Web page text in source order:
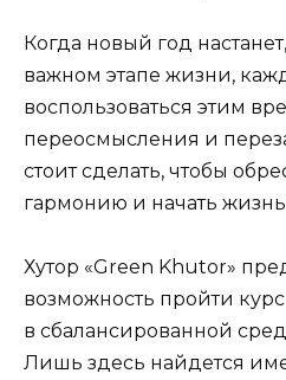
Когда новый год
важном этапе жизни,
воспользоваться этим
переосмысления и
стоит сделать, чтобы
гармонию и начать жизнь
Хутор «Green Khutor»
возможность пройти
в сбалансированной
Лишь здесь найдется